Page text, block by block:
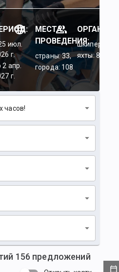
июл.
г.
2 апр.
г.
МЕСТА
ПРОВЕДЕНИЯ:
страны: 33,
города: 108
шкиперы: 45,
яхты: 84
часов!
156 предложений